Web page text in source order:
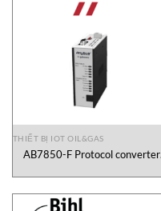
THIẾT BỊ IOT OIL&GAS
AB7850-F Protocol converter